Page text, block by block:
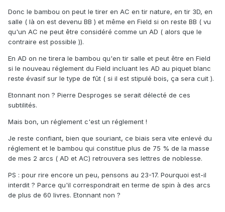
Donc le bambou on peut le tirer en AC en tir nature, en tir 3D, en
salle ( là on est devenu BB ) et même en Field si on reste BB ( vu
qu'un AC ne peut être considéré comme un AD ( alors que le
contraire est possible )).
En AD on ne tirera le bambou qu'en tir salle et peut être en Field
si le nouveau réglement du Field incluant les AD au piquet blanc
reste évasif sur le type de fût ( si il est stipulé bois, ça sera cuit ).
Etonnant non ? Pierre Desproges se serait délecté de ces
subtilités.
Mais bon, un réglement c'est un réglement !
Je reste confiant, bien que souriant, ce biais sera vite enlevé du
réglement et le bambou qui constitue plus de 75 % de la masse
de mes 2 arcs ( AD et AC) retrouvera ses lettres de noblesse.
PS : pour rire encore un peu, pensons au 23-17. Pourquoi est-il
interdit ? Parce qu'il correspondrait en terme de spin à des arcs
de plus de 60 livres. Etonnant non ?